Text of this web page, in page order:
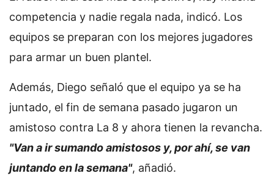
competencia y nadie regala nada, indicó. Los
equipos se preparan con los mejores jugadores
para armar un buen plantel.
Además, Diego señaló que el equipo ya se ha
juntado, el fin de semana pasado jugaron un
amistoso contra La 8 y ahora tienen la revancha.
"Van a ir sumando amistosos y, por ahí, se van
juntando en la semana", añadió.